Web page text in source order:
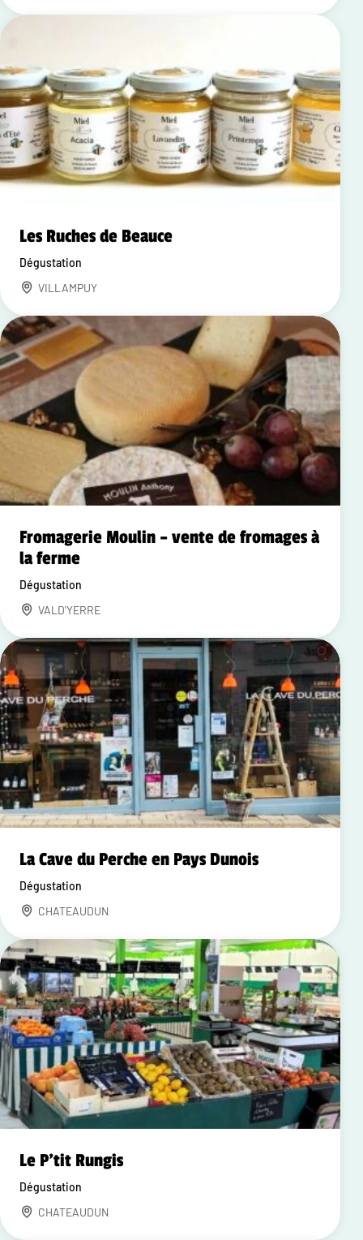
Les Ruches de Beauce
Dégustation
VILLAMPUY
Fromagerie Moulin – vente de fromages à
la ferme
Dégustation
VALD'YERRE
La Cave du Perche en Pays Dunois
Dégustation
CHATEAUDUN
Le P'tit Rungis
Dégustation
CHATEAUDUN